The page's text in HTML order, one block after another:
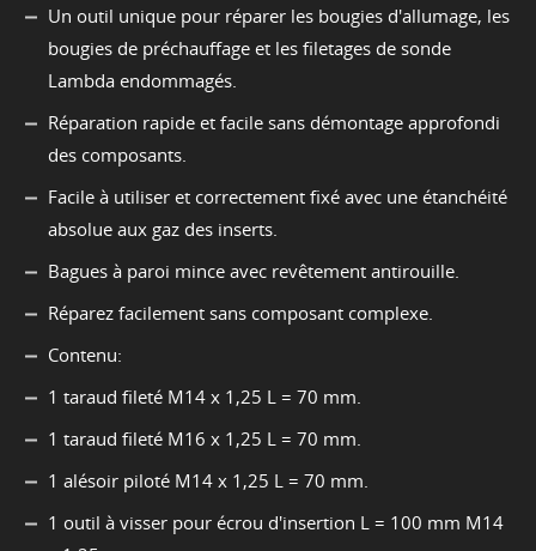
Un outil unique pour réparer les bougies d'allumage, les
bougies de préchauffage et les filetages de sonde
Lambda endommagés.
Réparation rapide et facile sans démontage approfondi
des composants.
Facile à utiliser et correctement fixé avec une étanchéité
absolue aux gaz des inserts.
Bagues à paroi mince avec revêtement antirouille.
Réparez facilement sans composant complexe.
Contenu:
1 taraud fileté M14 x 1,25 L = 70 mm.
1 taraud fileté M16 x 1,25 L = 70 mm.
1 alésoir piloté M14 x 1,25 L = 70 mm.
1 outil à visser pour écrou d'insertion L = 100 mm M14